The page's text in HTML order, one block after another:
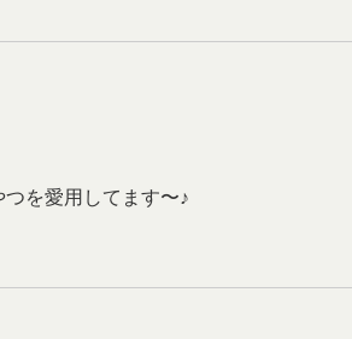
を愛用してます〜♪